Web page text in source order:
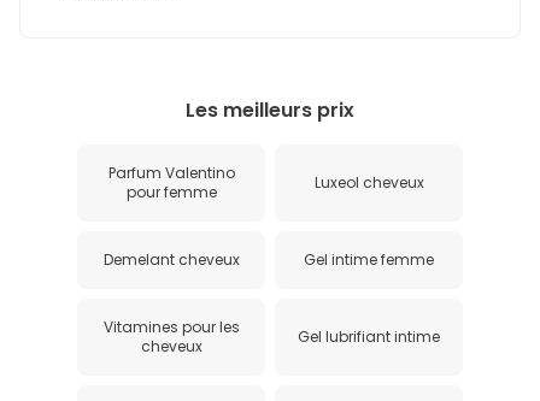
Les meilleurs prix
Parfum Valentino
pour femme
Luxeol cheveux
Demelant cheveux Gel intime femme
Vitamines pour les
cheveux
Gel lubrifiant intime